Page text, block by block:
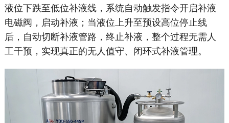
液位下跌至低位补液线，系统自动触发指令开启补液
电磁阀，启动补液；当液位上升至预设高位停止线
后，自动切断补液管路，终止补液，整个过程无需人
工干预，实现真正的无人值守、闭环式补液管理。